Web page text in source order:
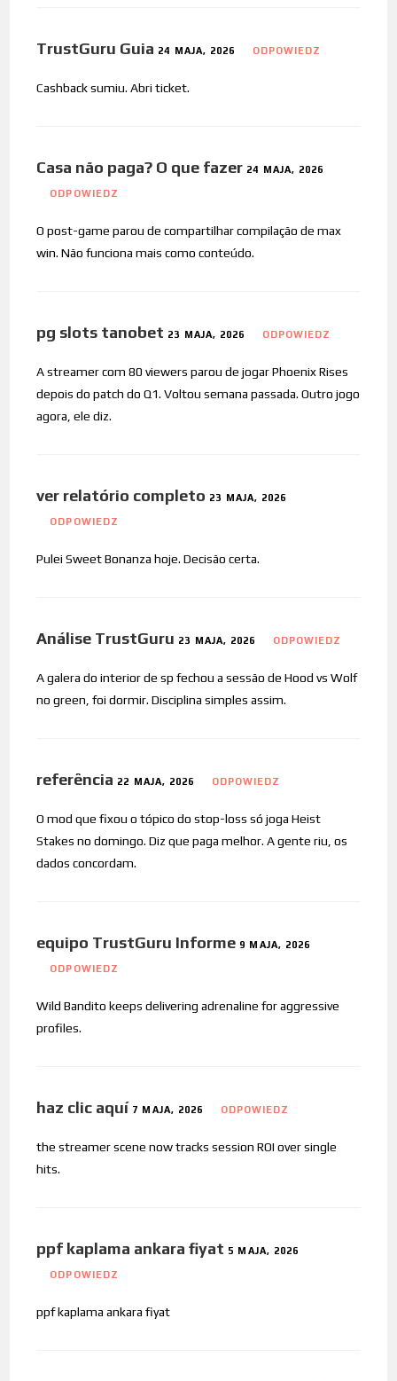
TrustGuru Guia 24 MAJA, 2026 ODPOWIEDZ
Cashback sumiu. Abri ticket.
Casa não paga? O que fazer 24 MAJA, 2026
ODPOWIEDZ
O post-game parou de compartilhar compilação de max
win. Não funciona mais como conteúdo.
pg slots tanobet 23 MAJA, 2026 ODPOWIEDZ
A streamer com 80 viewers parou de jogar Phoenix Rises
depois do patch do Q1. Voltou semana passada. Outro jogo
agora, ele diz.
ver relatório completo 23 MAJA, 2026
ODPOWIEDZ
Pulei Sweet Bonanza hoje. Decisão certa.
Análise TrustGuru 23 MAJA, 2026 ODPOWIEDZ
A galera do interior de sp fechou a sessão de Hood vs Wolf
no green, foi dormir. Disciplina simples assim.
referência 22 MAJA, 2026 ODPOWIEDZ
O mod que fixou o tópico do stop-loss só joga Heist
Stakes no domingo. Diz que paga melhor. A gente riu, os
dados concordam.
equipo TrustGuru Informe 9 MAJA, 2026
ODPOWIEDZ
Wild Bandito keeps delivering adrenaline for aggressive
profiles.
haz clic aquí 7 MAJA, 2026 ODPOWIEDZ
the streamer scene now tracks session ROI over single
hits.
ppf kaplama ankara fiyat 5 MAJA, 2026
ODPOWIEDZ
ppf kaplama ankara fiyat